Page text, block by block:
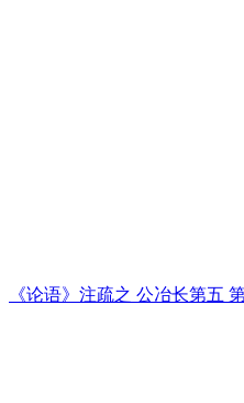
《论语》注疏之 公冶长第五